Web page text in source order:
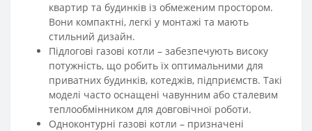
квартир та будинків із обмеженим простором.
Вони компактні, легкі у монтажі та мають
стильний дизайн.
Підлогові газові котли – забезпечують високу
потужність, що робить їх оптимальними для
приватних будинків, котеджів, підприємств. Такі
моделі часто оснащені чавунним або сталевим
теплообмінником для довговічної роботи.
Одноконтурні газові котли – призначені